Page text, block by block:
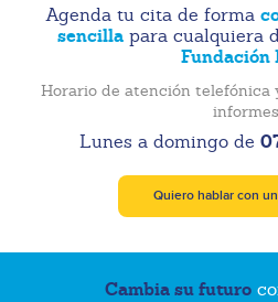
Agenda tu cita de forma
sencilla para cualquiera
Fundación
Horario de atención telefónica
Lunes a domingo de
Quiero hablar con
Cambia su futuro